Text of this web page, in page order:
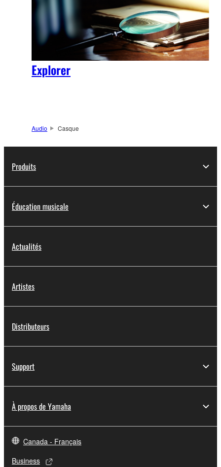
Explorer
Audio Casque
Produits
Éducation musicale
Actualités
Artistes
Distributeurs
Support
À propos de Yamaha
Canada - Français
Business